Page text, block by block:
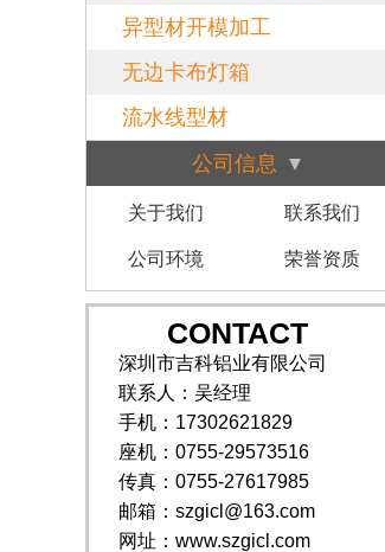
异型材开模加工
无边卡布灯箱
流水线型材
公司信息
关于我们 联系我们
公司环境 荣誉资质
CONTACT
深圳市吉科铝业有限公司
联系人：吴经理
手机：17302621829
座机：0755-29573516
传真：0755-27617985
邮箱：szgicl@163.com
网址：www.szgicl.com